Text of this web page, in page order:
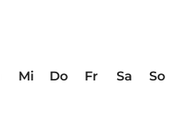
Mi Do Fr Sa
So